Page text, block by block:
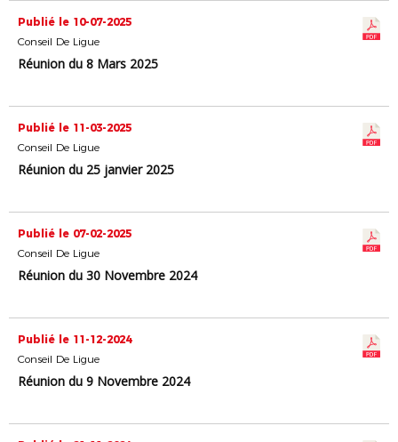
Publié le 10-07-2025
Conseil De Ligue
Réunion du 8 Mars 2025
Publié le 11-03-2025
Conseil De Ligue
Réunion du 25 janvier 2025
Publié le 07-02-2025
Conseil De Ligue
Réunion du 30 Novembre 2024
Publié le 11-12-2024
Conseil De Ligue
Réunion du 9 Novembre 2024